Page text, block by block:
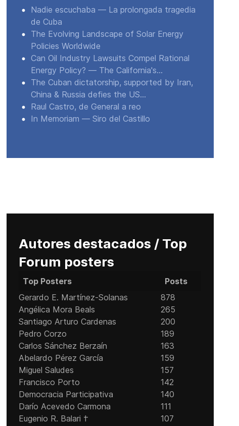
Nadie escuchaba — La prolongada tragedia
de Cuba
The Evolving Landscape of Solar Energy
Policies Worldwide
Can Oil Industry Lawsuits Compel Rational
Energy Policy? — The California's...
The Cuban dictatorship, supported by Iran,
China & Russia defies the US...
Raul Castro, de General a reo
In Memoriam — Siro del Castillo
Autores destacados / Top
Forum posters
Top Posters
Posts
Gerardo E. Martínez-Solanas
878
Angélica Mora Beals
265
Santiago Arturo Cardenas
200
Pedro Corzo
189
Carlos Sánchez Berzaín
163
Abelardo Pérez García
159
Miguel Saludes
157
Francisco Porto
142
Democracia Participativa
140
Darío Acevedo Carmona
111
Eugenio R. Balari †
107